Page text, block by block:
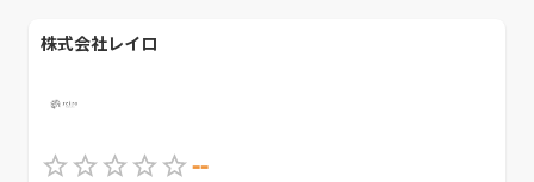
株式会社レイロ
--